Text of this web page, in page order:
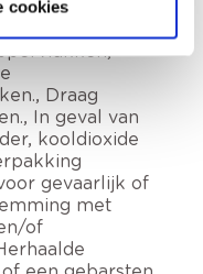
cookies
Buiten het
Draag
In geval van
kooldioxide
gevaarlijk of
met
of